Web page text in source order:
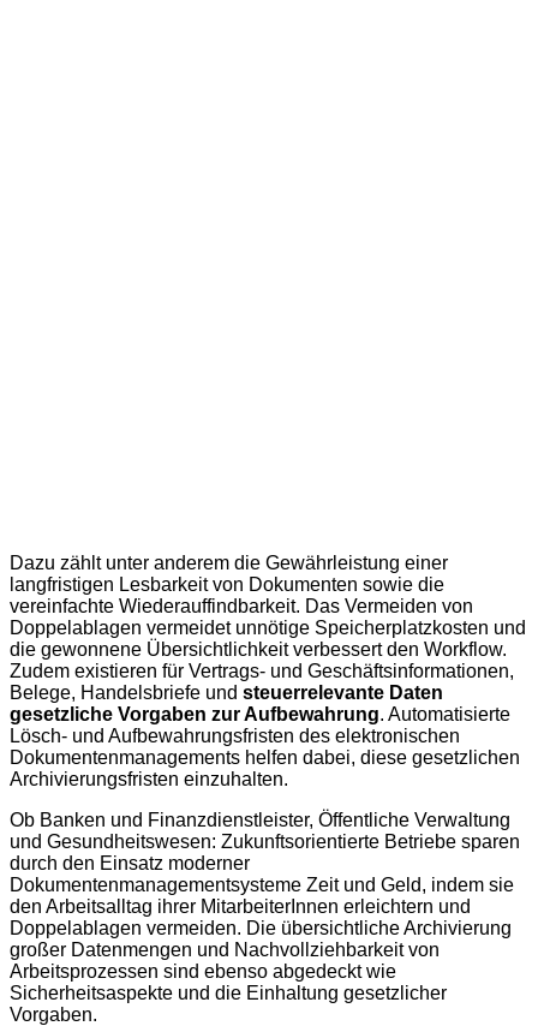
Dazu zählt unter anderem die Gewährleistung einer
langfristigen Lesbarkeit von Dokumenten sowie die
vereinfachte Wiederauffindbarkeit. Das Vermeiden von
Doppelablagen vermeidet unnötige Speicherplatzkosten und
die gewonnene Übersichtlichkeit verbessert den Workflow.
Zudem existieren für Vertrags- und Geschäftsinformationen,
Belege, Handelsbriefe und steuerrelevante Daten
gesetzliche Vorgaben zur Aufbewahrung. Automatisierte
Lösch- und Aufbewahrungsfristen des elektronischen
Dokumentenmanagements helfen dabei, diese gesetzlichen
Archivierungsfristen einzuhalten.
Ob Banken und Finanzdienstleister, Öffentliche Verwaltung
und Gesundheitswesen: Zukunftsorientierte Betriebe sparen
durch den Einsatz moderner
Dokumentenmanagementsysteme Zeit und Geld, indem sie
den Arbeitsalltag ihrer MitarbeiterInnen erleichtern und
Doppelablagen vermeiden. Die übersichtliche Archivierung
großer Datenmengen und Nachvollziehbarkeit von
Arbeitsprozessen sind ebenso abgedeckt wie
Sicherheitsaspekte und die Einhaltung gesetzlicher
Vorgaben.